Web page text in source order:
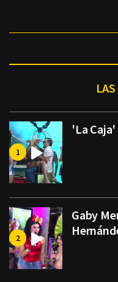
'La
Gaby